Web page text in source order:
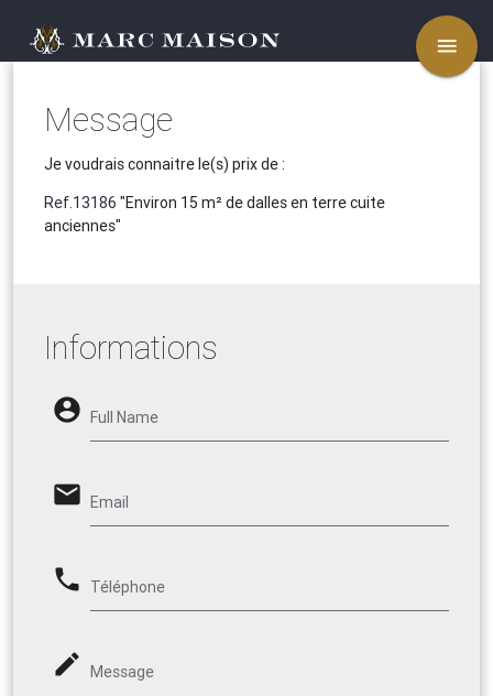
menu
Message
Je voudrais connaitre le(s) prix de :
Ref.13186 "Environ 15 m² de dalles en terre cuite
anciennes"
Informations
account_circle Full Name
email Email
phone Téléphone
mode_edit Message